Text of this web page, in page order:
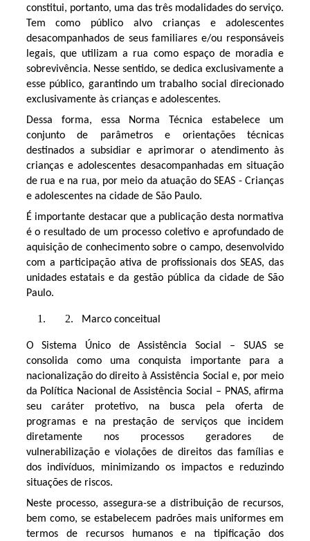
constitui, portanto, uma das três modalidades do serviço.
Tem como público alvo crianças e adolescentes
desacompanhados de seus familiares e/ou responsáveis
legais, que utilizam a rua como espaço de moradia e
sobrevivência. Nesse sentido, se dedica exclusivamente a
esse público, garantindo um trabalho social direcionado
exclusivamente às crianças e adolescentes.
Dessa forma, essa Norma Técnica estabelece um
conjunto de parâmetros e orientações técnicas
destinados a subsidiar e aprimorar o atendimento às
crianças e adolescentes desacompanhadas em situação
de rua e na rua, por meio da atuação do SEAS - Crianças
e adolescentes na cidade de São Paulo.
É importante destacar que a publicação desta normativa
é o resultado de um processo coletivo e aprofundado de
aquisição de conhecimento sobre o campo, desenvolvido
com a participação ativa de profissionais dos SEAS, das
unidades estatais e da gestão pública da cidade de São
Paulo.
Marco conceitual
O Sistema Único de Assistência Social – SUAS se
consolida como uma conquista importante para a
nacionalização do direito à Assistência Social e, por meio
da Política Nacional de Assistência Social – PNAS, afirma
seu caráter protetivo, na busca pela oferta de
programas e na prestação de serviços que incidem
diretamente nos processos geradores de
vulnerabilização e violações de direitos das famílias e
dos indivíduos, minimizando os impactos e reduzindo
situações de riscos.
Neste processo, assegura-se a distribuição de recursos,
bem como, se estabelecem padrões mais uniformes em
termos de recursos humanos e na tipificação dos